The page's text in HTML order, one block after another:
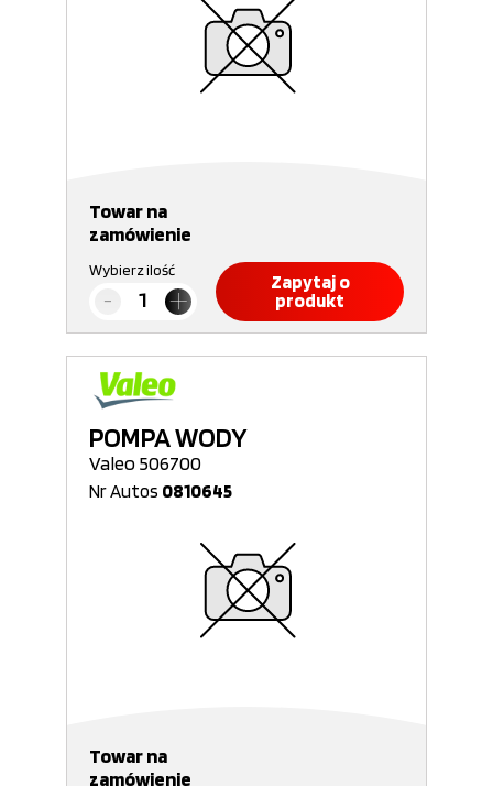
Towar na
zamówienie
Wybierz ilość
Zapytaj o
produkt
POMPA WODY
Valeo 506700
Nr Autos 0810645
Towar na
zamówienie